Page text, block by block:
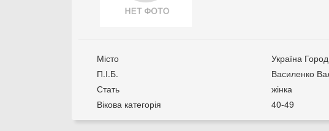
Місто
Україна
П.І.Б.
Василенко
Стать
жінка
Вікова категорія
40-49